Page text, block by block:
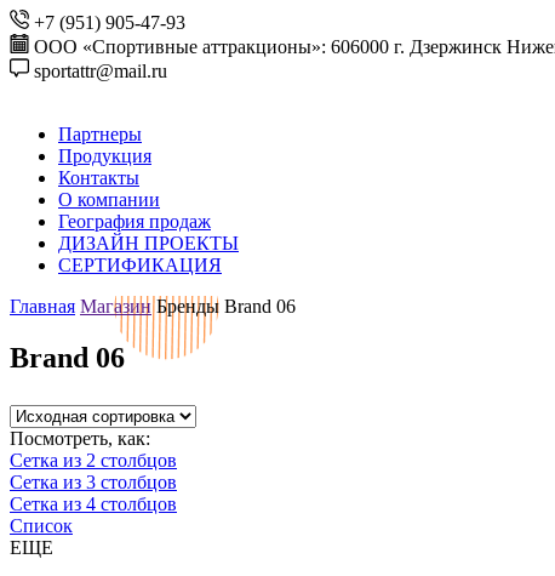
+7 (951) 905-47-93
ООО «Спортивные аттракционы»: 606000 г. Дзержинск
sportattr@mail.ru
Партнеры
Продукция
Контакты
О компании
География продаж
ДИЗАЙН ПРОЕКТЫ
СЕРТИФИКАЦИЯ
Главная Магазин Бренды Brand 06
Brand 06
Посмотреть, как:
Сетка из 2 столбцов
Сетка из 3 столбцов
Сетка из 4 столбцов
Список
ЕЩЕ